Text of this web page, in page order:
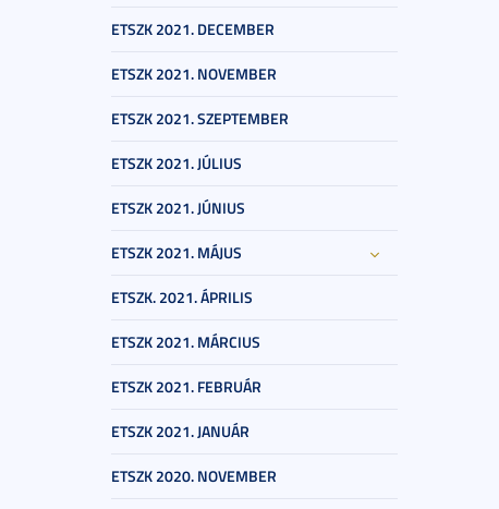
ETSZK 2021. DECEMBER
ETSZK 2021. NOVEMBER
ETSZK 2021. SZEPTEMBER
ETSZK 2021. JÚLIUS
ETSZK 2021. JÚNIUS
ETSZK 2021. MÁJUS
ETSZK. 2021. ÁPRILIS
ETSZK 2021. MÁRCIUS
ETSZK 2021. FEBRUÁR
ETSZK 2021. JANUÁR
ETSZK 2020. NOVEMBER